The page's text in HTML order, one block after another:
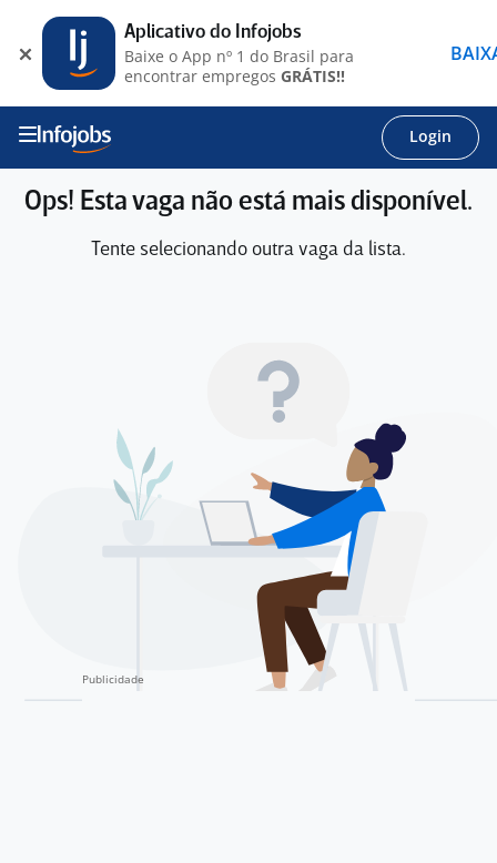
Login
Ops! Esta vaga não está mais disponível.
Tente selecionando outra vaga da lista.
Aplicativo do Infojobs
Baixe o App nº 1 do Brasil para
encontrar empregos GRÁTIS!!